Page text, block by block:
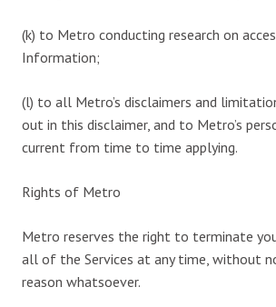
(k) to Metro conducting research on
Information;
(l) to all Metro’s disclaimers and
out in this disclaimer, and to Metro’s
current from time to time applying.
Rights of Metro
Metro reserves the right to terminate
all of the Services at any time, without
reason whatsoever.